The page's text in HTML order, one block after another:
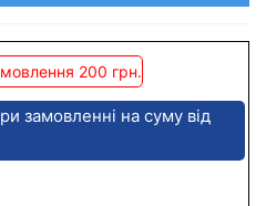
200 грн.
замовленні на суму від